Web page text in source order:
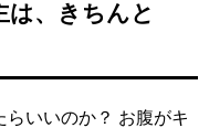
は、きちんと
いいのか？ お腹がキ